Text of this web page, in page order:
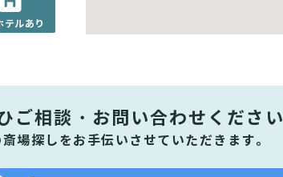
テルあり
ご相談・お問い合わせください
場探しをお手伝いさせていただきます。